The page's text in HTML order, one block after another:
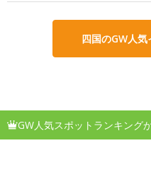
四国のGW人
GW人気スポットランキング